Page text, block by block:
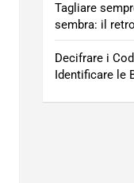
Tagliare
sembra: il
Decifrare i
Identificare le